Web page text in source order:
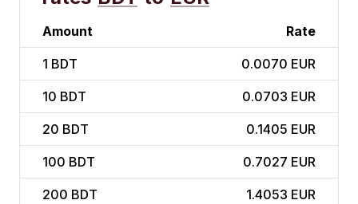
Amount Rate
1 BDT 0.0070 EUR
10 BDT 0.0703 EUR
20 BDT 0.1405 EUR
100 BDT 0.7027 EUR
200 BDT 1.4053 EUR